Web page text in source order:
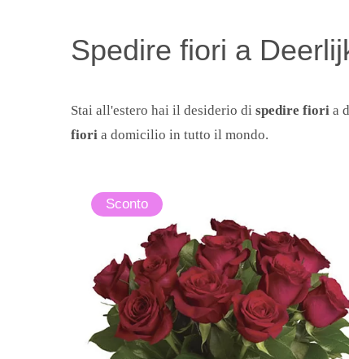
Spedire fiori a
Stai all'estero hai il desiderio di spedire fiori a
fiori a domicilio in tutto il mondo.
Sconto